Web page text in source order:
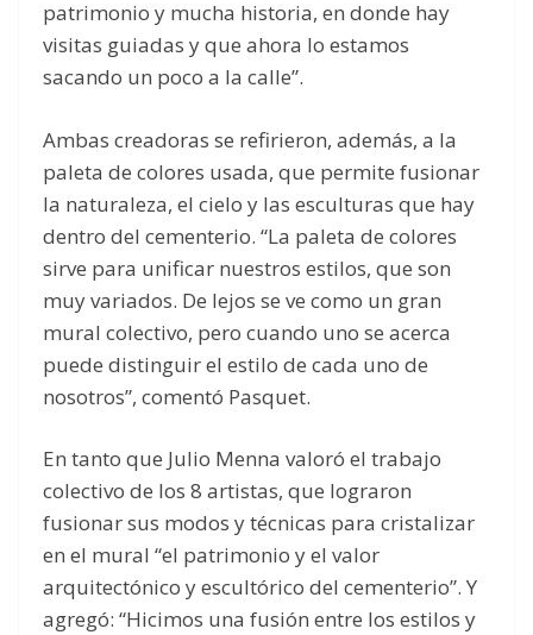
patrimonio y mucha historia, en donde hay
visitas guiadas y que ahora lo estamos
sacando un poco a la calle”.
Ambas creadoras se refirieron, además, a la
paleta de colores usada, que permite fusionar
la naturaleza, el cielo y las esculturas que hay
dentro del cementerio. “La paleta de colores
sirve para unificar nuestros estilos, que son
muy variados. De lejos se ve como un gran
mural colectivo, pero cuando uno se acerca
puede distinguir el estilo de cada uno de
nosotros”, comentó Pasquet.
En tanto que Julio Menna valoró el trabajo
colectivo de los 8 artistas, que lograron
fusionar sus modos y técnicas para cristalizar
en el mural “el patrimonio y el valor
arquitectónico y escultórico del cementerio”. Y
agregó: “Hicimos una fusión entre los estilos y